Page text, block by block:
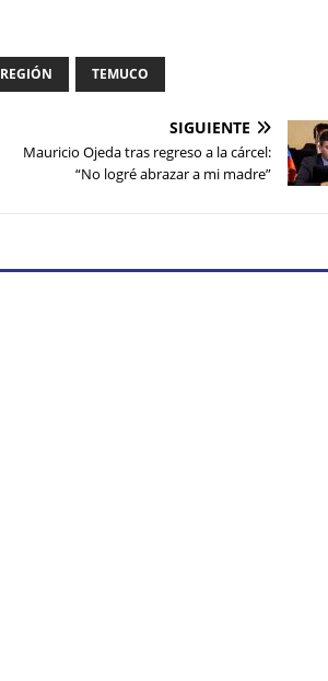
REGIÓN TEMUCO
SIGUIENTE
Mauricio Ojeda tras regreso a la cárcel:
“No logré abrazar a mi madre”